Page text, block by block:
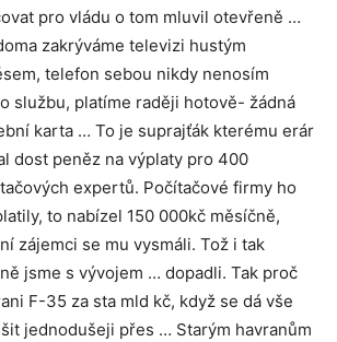
pro vládu o tom mluvil otevřeně …
zakrýváme televizi hustým
telefon sebou nikdy nenosím
službu, platíme raději hotově- žádná
karta … To je suprajťák kterému erár
dost peněz na výplaty pro 400
expertů. Počítačové firmy ho
to nabízel 150 000kč měsíčně,
zájemci se mu vysmáli. Tož i tak
jsme s vývojem … dopadli. Tak proč
F-35 za sta mld kč, když se dá vše
jednodušeji přes … Starým havranům